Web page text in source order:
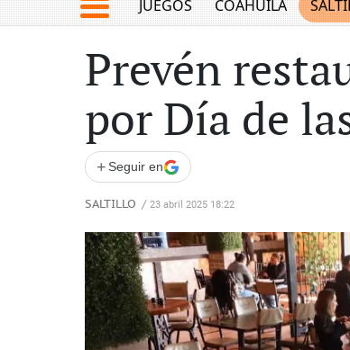
JUEGOS COAHUILA
Prevén
por Día de
+ Seguir en
SALTILLO / 23 abril 2025 18:22